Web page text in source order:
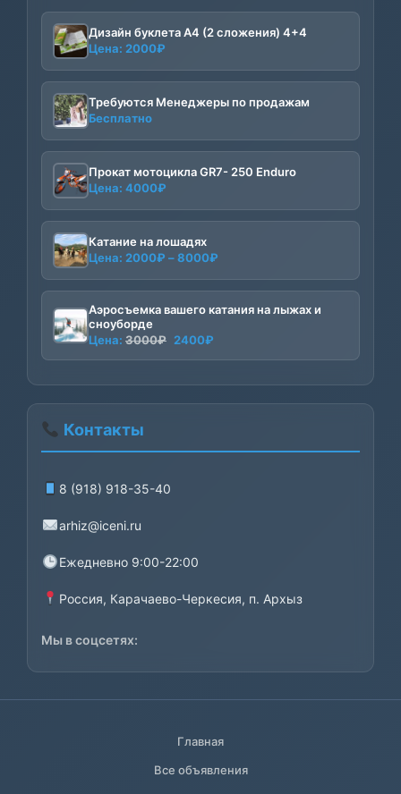
Дизайн буклета А4 (2 сложения) 4+4
Цена: 2000₽
Требуются Менеджеры по продажам
Бесплатно
Прокат мотоцикла GR7- 250 Enduro
Цена: 4000₽
Катание на лошадях
Цена: 2000₽ –8000₽
2000₽
–
Аэросъемка вашего катания на лыжах и
сноуборде
Цена: 3000₽ Первоначальная
2400₽
Контакты
8 (918) 918-35-40
arhiz@iceni.ru
Ежедневно 9:00-22:00
Россия, Карачаево-Черкесия, п. Архыз
Мы в соцсетях:
Главная
Все объявления